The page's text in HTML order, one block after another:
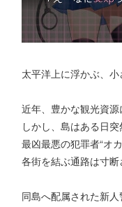
太平洋上に浮かぶ、
近年、豊かな観光資源
しかし、島はある日突
最凶最悪の犯罪者“オ
各街を結ぶ通路は寸断
同島へ配属された新